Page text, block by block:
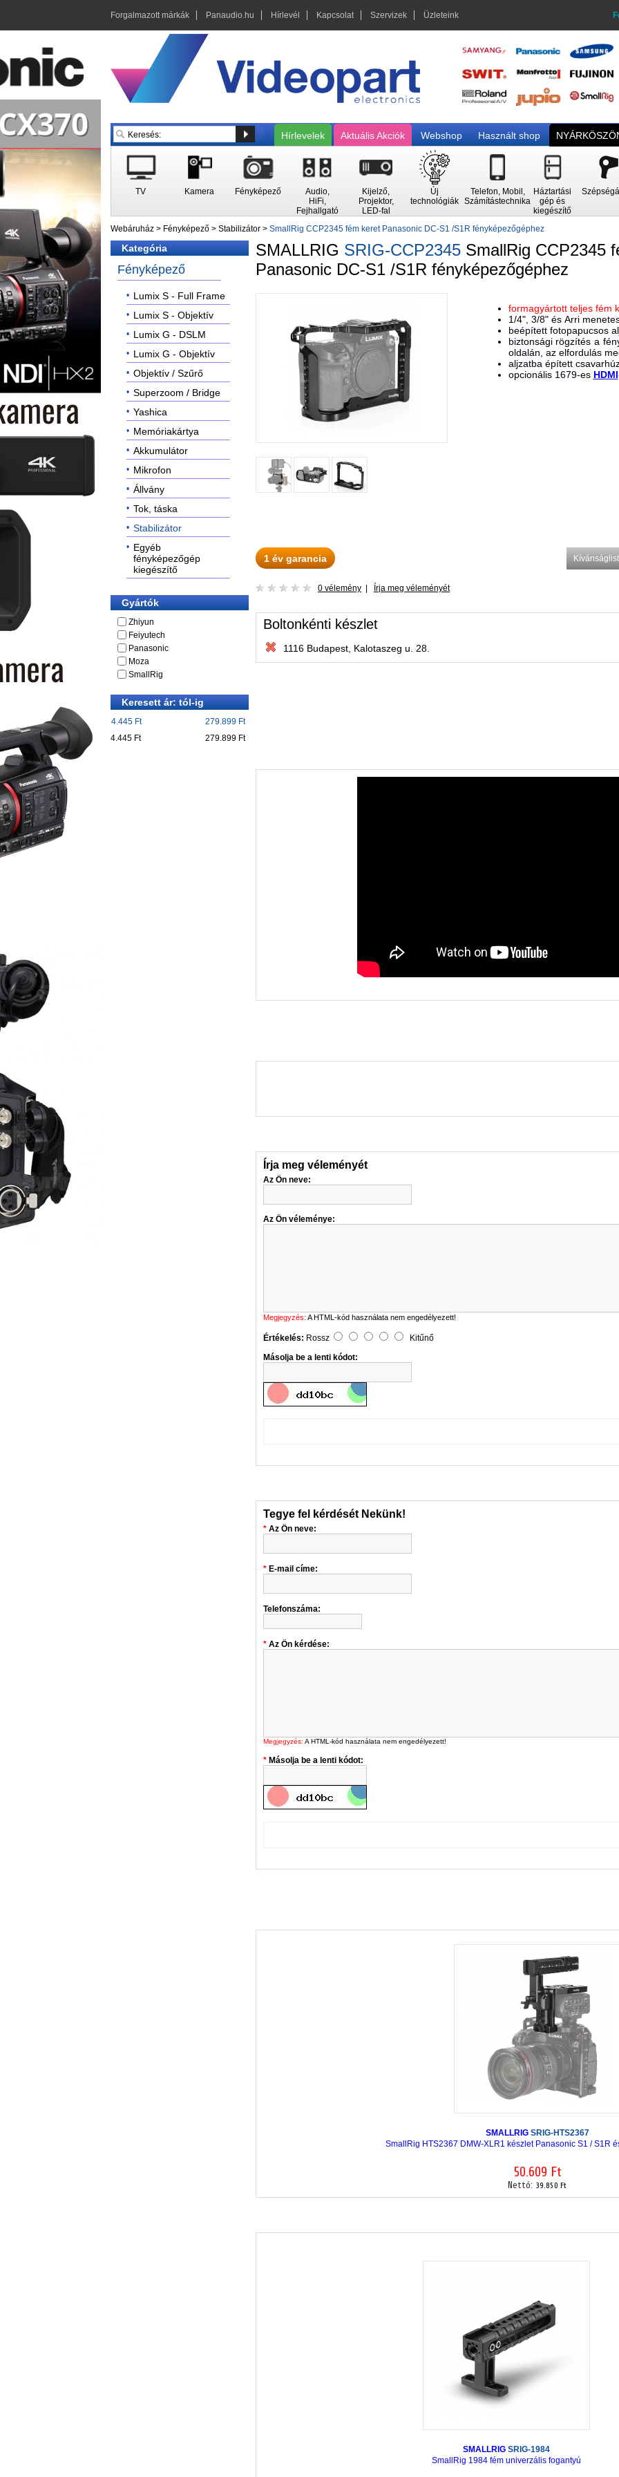
Forgalmazott márkák Panaudio.hu Hírlevél Kapcsolat Szervizek Üzleteink
Hírlevelek
Aktuális Akciók Webshop Használt shop
TV Kamera Fényképező
Audio,
HiFi,
Fejhallgató
Kijelző,
Projektor,
LED-fal
Új
technológiák
Telefon, Mobil,
Számítástechnika
Háztartási
gép és
kiegészítő
Webáruház > Fényképező > Stabilizátor > SmallRig CCP2345 fém keret Panasonic DC-S1 /S1R fényképezőgéphez
Kategória
Fényképező
Lumix S - Full Frame
Lumix S - Objektív
Lumix G - DSLM
Lumix G - Objektív
Objektív / Szűrő
Superzoom / Bridge
Yashica
Memóriakártya
Akkumulátor
Mikrofon
Állvány
Tok, táska
Stabilizátor
Egyéb
fényképezőgép
kiegészítő
Gyártók
Zhiyun
Feiyutech
Panasonic
Moza
SmallRig
Keresett ár: tól-ig
4.445 Ft
279.899 Ft
4.445 Ft
279.899 Ft
SMALLRIG SRIG-CCP2345 SmallRig CCP2345
Panasonic DC-S1 /S1R fényképezőgéphez
formagyártott teljes fém
1/4", 3/8" és Arri
beépített fotopapucsos
biztonsági rögzítés a
oldalán, az elfordulás
aljzatba épített
opcionális 1679-es HDMI
1 év garancia
0 vélemény Írja meg véleményét
Boltonkénti készlet
1116 Budapest, Kalotaszeg u. 28.
Írja meg véleményét
Az Ön neve:
Az Ön véleménye:
Megjegyzés: A HTML-kód használata nem engedélyezett!
Értékelés: Rossz
Kitűnő
Másolja be a lenti kódot:
Tegye fel kérdését Nekünk!
Az Ön neve:
E-mail címe:
Telefonszáma:
Az Ön kérdése:
Megjegyzés: A HTML-kód használata nem engedélyezett!
Másolja be a lenti kódot:
SMALLRIG SRIG-HTS2367
SmallRig HTS2367 DMW-XLR1 készlet Panasonic S1 / S1R
50.609 Ft
Nettó: 39.850 Ft
SMALLRIG SRIG-1984
SmallRig 1984 fém univerzális fogantyú